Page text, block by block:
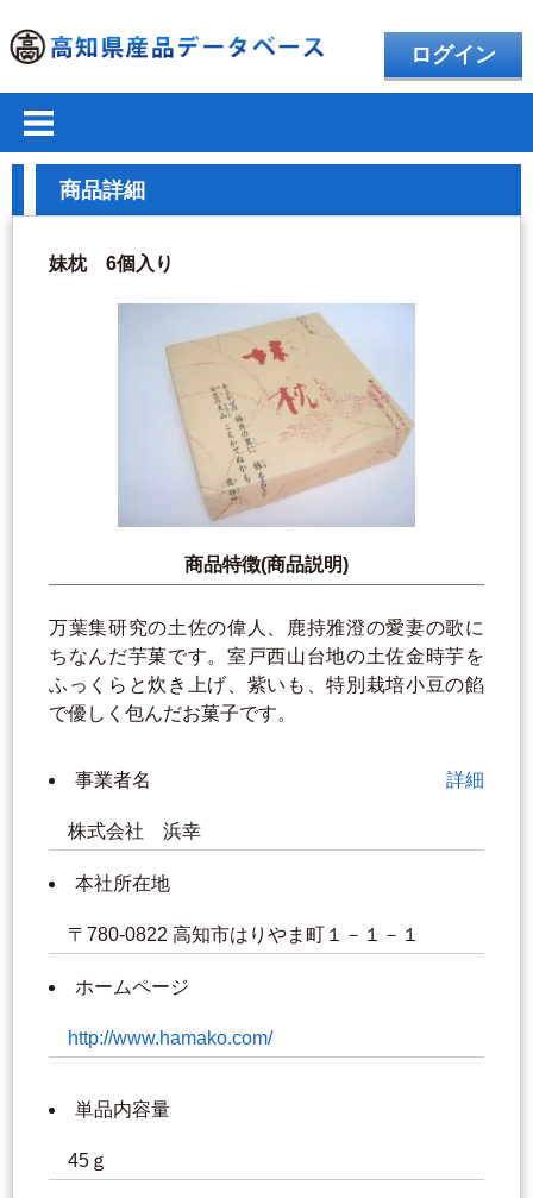
ログイン
商品詳細
妹枕 6個入り
商品特徴(商品説明)
万葉集研究の土佐の偉人、鹿持雅澄の愛妻の歌に
ちなんだ芋菓です。室戸西山台地の土佐金時芋を
ふっくらと炊き上げ、紫いも、特別栽培小豆の餡
で優しく包んだお菓子です。
事業者名 詳細
株式会社 浜幸
本社所在地
〒780-0822 高知市はりやま町１－１－１
ホームページ
http://www.hamako.com/
単品内容量
45ｇ